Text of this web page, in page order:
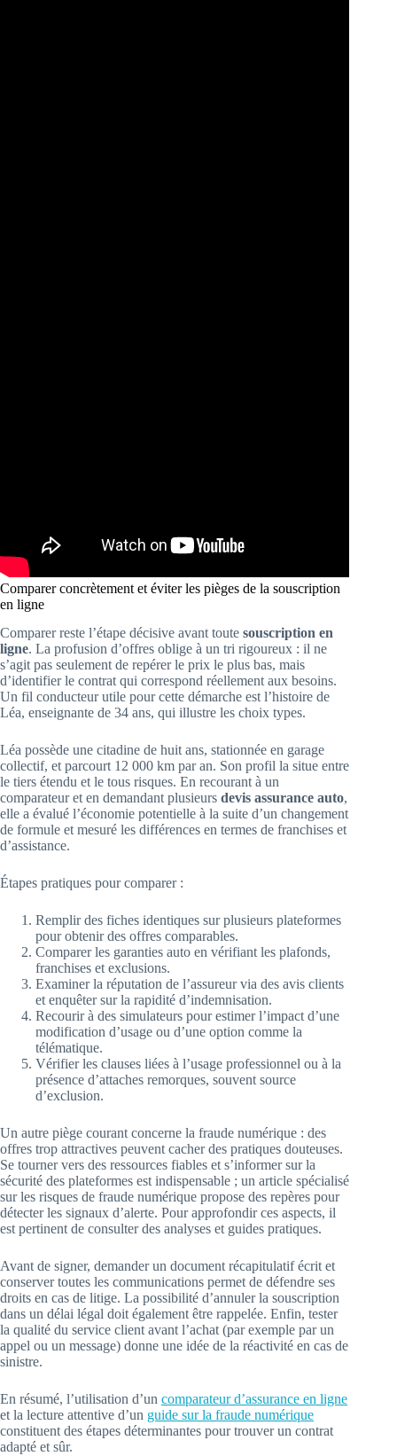
Comparer concrètement et éviter les pièges de la souscription
en ligne
Comparer reste l’étape décisive avant toute souscription en
ligne. La profusion d’offres oblige à un tri rigoureux : il ne
s’agit pas seulement de repérer le prix le plus bas, mais
d’identifier le contrat qui correspond réellement aux besoins.
Un fil conducteur utile pour cette démarche est l’histoire de
Léa, enseignante de 34 ans, qui illustre les choix types.
Léa possède une citadine de huit ans, stationnée en garage
collectif, et parcourt 12 000 km par an. Son profil la situe entre
le tiers étendu et le tous risques. En recourant à un
comparateur et en demandant plusieurs devis assurance auto,
elle a évalué l’économie potentielle à la suite d’un changement
de formule et mesuré les différences en termes de franchises et
d’assistance.
Étapes pratiques pour comparer :
Remplir des fiches identiques sur plusieurs plateformes
pour obtenir des offres comparables.
Comparer les garanties auto en vérifiant les plafonds,
franchises et exclusions.
Examiner la réputation de l’assureur via des avis clients
et enquêter sur la rapidité d’indemnisation.
Recourir à des simulateurs pour estimer l’impact d’une
modification d’usage ou d’une option comme la
télématique.
Vérifier les clauses liées à l’usage professionnel ou à la
présence d’attaches remorques, souvent source
d’exclusion.
Un autre piège courant concerne la fraude numérique : des
offres trop attractives peuvent cacher des pratiques douteuses.
Se tourner vers des ressources fiables et s’informer sur la
sécurité des plateformes est indispensable ; un article spécialisé
sur les risques de fraude numérique propose des repères pour
détecter les signaux d’alerte. Pour approfondir ces aspects, il
est pertinent de consulter des analyses et guides pratiques.
Avant de signer, demander un document récapitulatif écrit et
conserver toutes les communications permet de défendre ses
droits en cas de litige. La possibilité d’annuler la souscription
dans un délai légal doit également être rappelée. Enfin, tester
la qualité du service client avant l’achat (par exemple par un
appel ou un message) donne une idée de la réactivité en cas de
sinistre.
En résumé, l’utilisation d’un comparateur d’assurance en ligne
et la lecture attentive d’un guide sur la fraude numérique
constituent des étapes déterminantes pour trouver un contrat
adapté et sûr.